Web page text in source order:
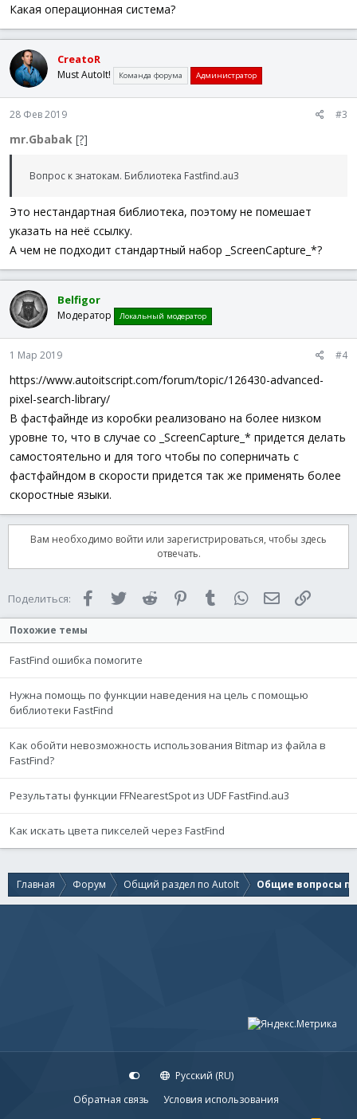
Какая операционная система?
CreatoR
Must AutoIt! Команда форума Администратор
28 Фев 2019 #3
mr.Gbabak [?]
Вопрос к знатокам. Библиотека Fastfind.au3
Это нестандартная библиотека, поэтому не помешает
указать на неё ссылку.
А чем не подходит стандартный набор _ScreenCapture_*?
Belfigor
Модератор Локальный модератор
1 Мар 2019 #4
https://www.autoitscript.com/forum/topic/126430-advanced-
pixel-search-library/
В фастфайнде из коробки реализовано на более низком
уровне то, что в случае со _ScreenCapture_* придется делать
самостоятельно и для того чтобы по соперничать с
фастфайндом в скорости придется так же применять более
скоростные языки.
Вам необходимо войти или зарегистрироваться, чтобы здесь
отвечать.
Поделиться: FacebookTwitter Reddit PinterestTumblr WhatsAppЭлектронная
Похожие темы
FastFind ошибка помогите
Нужна помощь по функции наведения на цель с помощью
библиотеки FastFind
Как обойти невозможность использования Bitmap из файла в
FastFind?
Результаты функции FFNearestSpot из UDF FastFind.au3
Как искать цвета пикселей через FastFind
Главная Форум Общий раздел по AutoIt Общие вопросы
Русский (RU)
Обратная связь
Условия использования